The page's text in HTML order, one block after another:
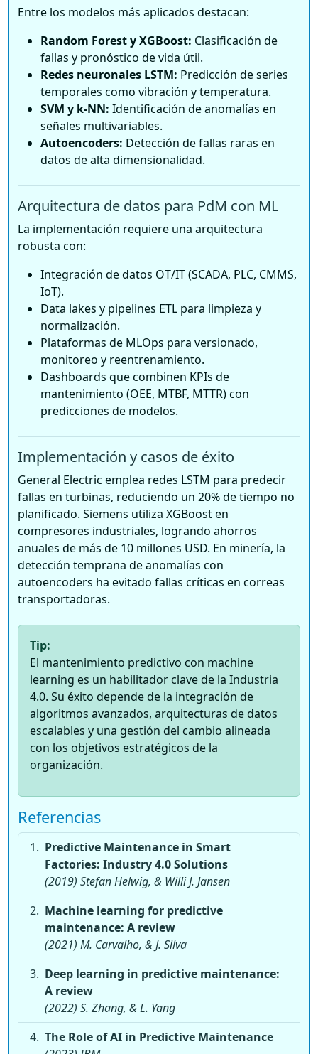
Entre los modelos más aplicados destacan:
Random Forest y XGBoost: Clasificación de
fallas y pronóstico de vida útil.
Redes neuronales LSTM: Predicción de series
temporales como vibración y temperatura.
SVM y k-NN: Identificación de anomalías en
señales multivariables.
Autoencoders: Detección de fallas raras en
datos de alta dimensionalidad.
Arquitectura de datos para PdM con ML
La implementación requiere una arquitectura
robusta con:
Integración de datos OT/IT (SCADA, PLC, CMMS,
IoT).
Data lakes y pipelines ETL para limpieza y
normalización.
Plataformas de MLOps para versionado,
monitoreo y reentrenamiento.
Dashboards que combinen KPIs de
mantenimiento (OEE, MTBF, MTTR) con
predicciones de modelos.
Implementación y casos de éxito
General Electric emplea redes LSTM para predecir
fallas en turbinas, reduciendo un 20% de tiempo no
planificado. Siemens utiliza XGBoost en
compresores industriales, logrando ahorros
anuales de más de 10 millones USD. En minería, la
detección temprana de anomalías con
autoencoders ha evitado fallas críticas en correas
transportadoras.
Tip:
El mantenimiento predictivo con machine
learning es un habilitador clave de la Industria
4.0. Su éxito depende de la integración de
algoritmos avanzados, arquitecturas de datos
escalables y una gestión del cambio alineada
con los objetivos estratégicos de la
organización.
Referencias
Predictive Maintenance in Smart
Factories: Industry 4.0 Solutions
(2019) Stefan Helwig, & Willi J. Jansen
Machine learning for predictive
maintenance: A review
(2021) M. Carvalho, & J. Silva
Deep learning in predictive maintenance:
A review
(2022) S. Zhang, & L. Yang
The Role of AI in Predictive Maintenance